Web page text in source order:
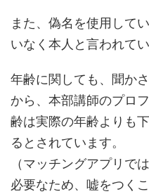
また、偽名を使用して
いなく本人と言われてい
年齢に関しても、聞か
から、本部講師のプロ
齢は実際の年齢よりも
るとされています。
（マッチングアプリで
必要なため、嘘をつく